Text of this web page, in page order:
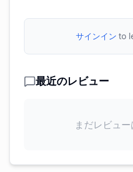
サインイン to
最近のレビュー
まだレビュ